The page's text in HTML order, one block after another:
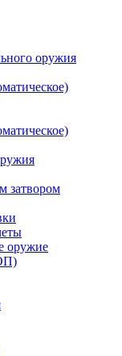
оружия
затвором
оружие